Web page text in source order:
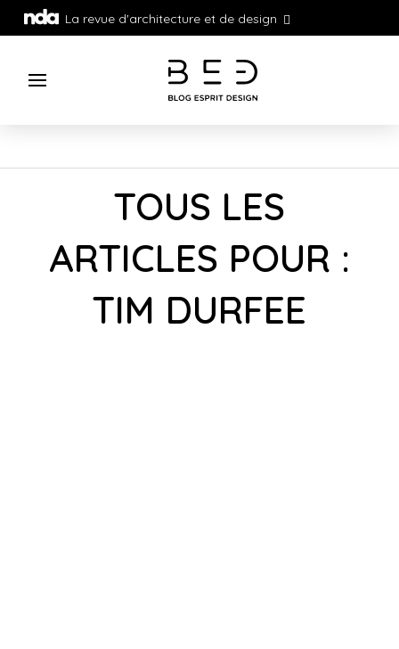
La revue d'architecture et de design
TOUS LES
ARTICLES POUR :
TIM DURFEE